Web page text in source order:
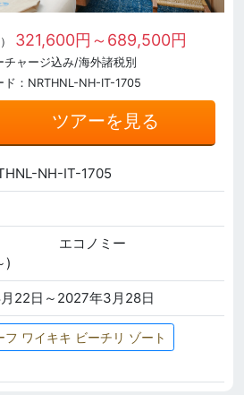
321,600円～689,500円
チャージ込み/海外諸税別
ド：NRTHNL-NH-IT-1705
ツアーを見る
NH-IT-1705
エコノミー
)
22日～2027年3月28日
フ ワイキキ ビーチリ ゾート